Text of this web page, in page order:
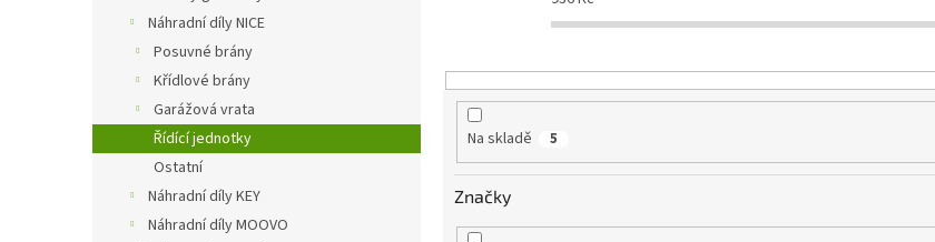
Náhradní díly NICE
Posuvné brány
Křídlové brány
Garážová vrata
Řídící jednotky
Ostatní
Náhradní díly KEY
Náhradní díly MOOVO
u
Na skladě 5
Značky